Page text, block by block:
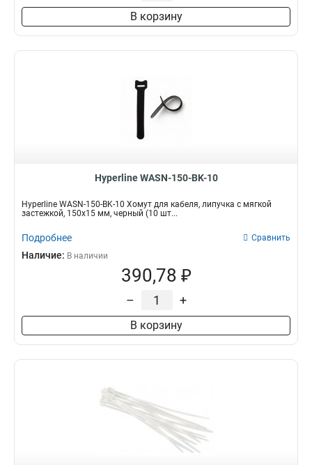
В корзину
Hyperline WASN-150-BK-10
Hyperline WASN-150-BK-10 Хомут для кабеля, липучка с мягкой
застежкой, 150x15 мм, черный (10 шт...
Подробнее Сравнить
Наличие: В наличии
390,78 ₽
– +
В корзину